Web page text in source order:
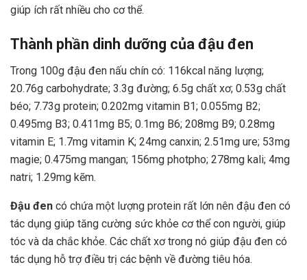
giúp ích rất nhiều cho cơ thể.
Thành phần dinh dưỡng của đậu đen
Trong 100g đậu đen nấu chín có: 116kcal năng lượng;
20.76g carbohydrate; 3.3g đường; 6.5g chất xơ; 0.53g chất
béo; 7.73g protein; 0.202mg vitamin B1; 0.055mg B2;
0.495mg B3; 0.411mg B5; 0.1mg B6; 208mg B9; 0.28mg
vitamin E; 1.7mg vitamin K; 24mg canxin; 2.51mg ure; 53mg
magie; 0.475mg mangan; 156mg photpho; 278mg kali; 4mg
natri; 1.29mg kẽm.
Đậu đen có chứa một lượng protein rất lớn nên đậu đen có
tác dụng giúp tăng cường sức khỏe cơ thể con người, giúp
tóc và da chắc khỏe. Các chất xơ trong nó giúp đậu đen có
tác dụng hỗ trợ điều trị các bệnh về đường tiêu hóa.